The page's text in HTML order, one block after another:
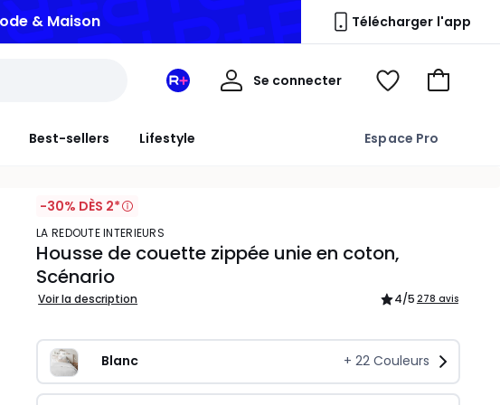
Télécharger l'app
Best-sellers Lifestyle Espace Pro
Mon
Redoute
Se connecter
Mon
Voir
Aller
-30% DÈS 2*
LA REDOUTE INTERIEURS
Housse de couette zippée unie en coton,
Scénario
Voir la description 4/5 278 avis
Blanc + 22Couleurs